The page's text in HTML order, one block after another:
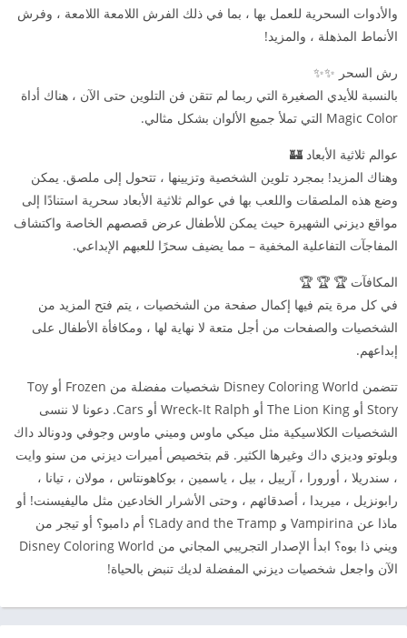
والأدوات السحرية للعمل بها ، بما في ذلك الفرش اللامعة اللامعة ، وفرش
الأنماط المذهلة ، والمزيد!
رش السحر ✨✨
بالنسبة للأيدي الصغيرة التي ربما لم تتقن فن التلوين حتى الآن ، هناك أداة
Magic Color التي تملأ جميع الألوان بشكل مثالي.
عوالم ثلاثية الأبعاد 🏰
وهناك المزيد! بمجرد تلوين الشخصية وتزيينها ، تتحول إلى ملصق. يمكن
وضع هذه الملصقات واللعب بها في عوالم ثلاثية الأبعاد سحرية استنادًا إلى
مواقع ديزني الشهيرة حيث يمكن للأطفال عرض قصصهم الخاصة واكتشاف
المفاجآت التفاعلية المخفية – مما يضيف سحرًا للعبهم الإبداعي.
المكافآت 🏆 🏆 🏆
في كل مرة يتم فيها إكمال صفحة من الشخصيات ، يتم فتح المزيد من
الشخصيات والصفحات من أجل متعة لا نهاية لها ، ومكافأة الأطفال على
إبداعهم.
تتضمن Disney Coloring World شخصيات مفضلة من Frozen أو Toy
Story أو The Lion King أو Wreck-It Ralph أو Cars. دعونا لا ننسى
الشخصيات الكلاسيكية مثل ميكي ماوس وميني ماوس وجوفي ودونالد داك
وبلوتو وديزي داك وغيرها الكثير. قم بتخصيص أميرات ديزني من سنو وايت
، سندريلا ، أورورا ، آرييل ، بيل ، ياسمين ، بوكاهونتاس ، مولان ، تيانا ،
رابونزيل ، ميريدا ، أصدقائهم ، وحتى الأشرار الخادعين مثل ماليفيسنت! أو
ماذا عن Vampirina و Lady and the Tramp؟ أم دامبو؟ أو تيجر من
ويني ذا بوه؟ ابدأ الإصدار التجريبي المجاني من Disney Coloring World
الآن واجعل شخصيات ديزني المفضلة لديك تنبض بالحياة!